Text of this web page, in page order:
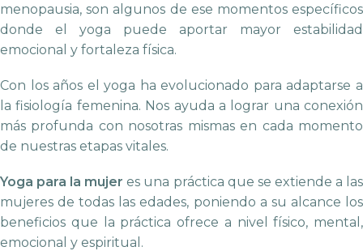
menopausia, son algunos de ese momentos específicos
donde el yoga puede aportar mayor estabilidad
emocional y fortaleza física.
Con los años el yoga ha evolucionado para adaptarse a
la fisiología femenina. Nos ayuda a lograr una conexión
más profunda con nosotras mismas en cada momento
de nuestras etapas vitales.
Yoga para la mujer es una práctica que se extiende a las
mujeres de todas las edades, poniendo a su alcance los
beneficios que la práctica ofrece a nivel físico, mental,
emocional y espiritual.